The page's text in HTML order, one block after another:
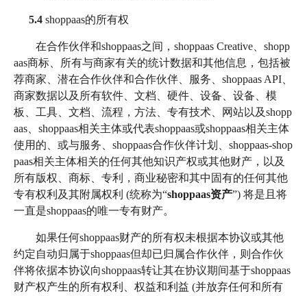
5.4 shoppaas的所有权
在合作伙伴和shoppaas之间，shoppaas Creative、shopp
aas商标、所有与商家有关的统计数据和其他信息，包括被
荐商家、潜在合作伙伴和合作伙伴、服务、shoppaas API、
商家数据以及所有软件、文档、硬件、设备、设备、模
板、工具、文档、流程，方法、专有技术、网站以及shopp
aas、shoppaas相关主体或代表shoppaas或shoppaas相关主体
使用的、或与服务、shoppaas合作伙伴计划、shoppaas-shop
paas相关主体相关的任何其他知识产权或其他财产，以及
所有版权、商标、专利，商业秘密和其中固有的任何其他
专有权利及其附属权利 (统称为“shoppaas资产”) 将是且将
一直是shoppaas的唯一专有财产。
如果任何shoppaas财产的所有权未根据本协议或其他
约定自动归属于shoppaas但却已归属合作伙伴，则合作伙
伴将依据本协议向shoppaas转让其在协议期间基于shoppaas
财产权产生的所有权利、权益和利益 (并放弃任何和所有